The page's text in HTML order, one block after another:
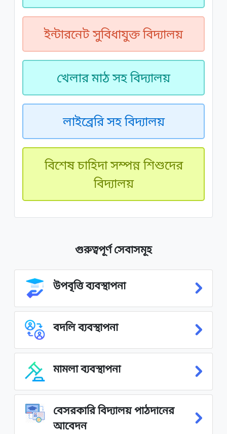
ইন্টারনেট সুবিধাযুক্ত বিদ্যালয়
খেলার মাঠ সহ বিদ্যালয়
লাইব্রেরি সহ বিদ্যালয়
বিশেষ চাহিদা সম্পন্ন শিশুদের
বিদ্যালয়
গুরুত্বপূর্ণ সেবাসমূহ
উপবৃত্তি ব্যবস্থাপনা
বদলি ব্যবস্থাপনা
মামলা ব্যবস্থাপনা
বেসরকারি বিদ্যালয় পাঠদানের
আবেদন